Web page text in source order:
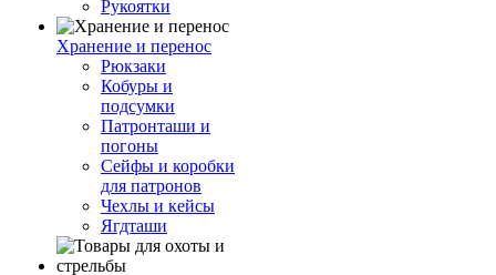
Рукоятки
Хранение и перенос
Рюкзаки
Кобуры и
подсумки
Патронташи и
погоны
Сейфы и коробки
для патронов
Чехлы и кейсы
Ягдташи